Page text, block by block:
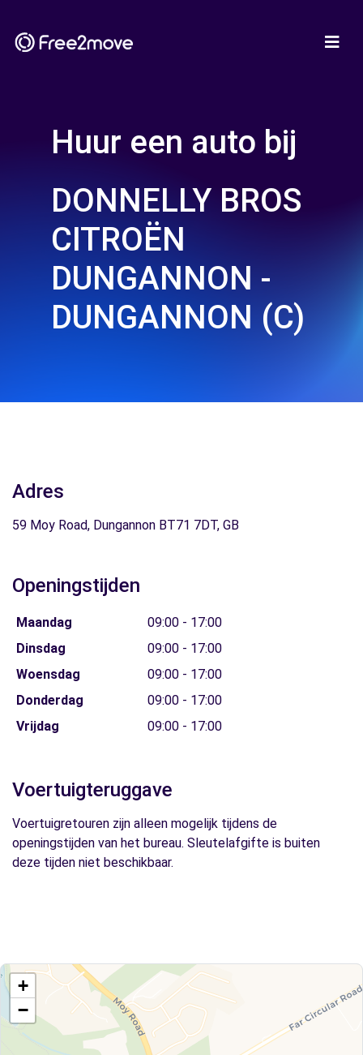
Huur een auto bij
DONNELLY BROS
CITROËN
DUNGANNON -
DUNGANNON (C)
Adres
59 Moy Road, Dungannon BT71 7DT, GB
Openingstijden
Maandag
09:00 - 17:00
Dinsdag
09:00 - 17:00
Woensdag
09:00 - 17:00
Donderdag
09:00 - 17:00
Vrijdag
09:00 - 17:00
Voertuigteruggave
Voertuigretouren zijn alleen mogelijk tijdens de
openingstijden van het bureau. Sleutelafgifte is buiten
deze tijden niet beschikbaar.
+
−